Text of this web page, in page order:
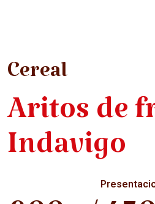
Cereal
Aritos de
Indavigo